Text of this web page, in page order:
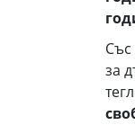
за